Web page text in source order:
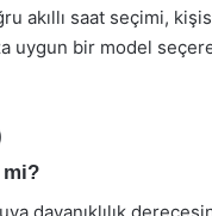
akıllı saat seçimi,
uygun bir model
mi?
dayanıklılık